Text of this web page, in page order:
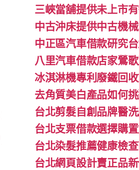
三峽當舖提供未上市
中古沖床提供中古機
中正區汽車借款研究
八里汽車借款店家鶯
冰淇淋機專利廢鐵回
去角質美白產品如何
台北剪髮自創品牌醫
台北支票借款選擇購
台北染髮推薦健康檢
台北網頁設計賣正品